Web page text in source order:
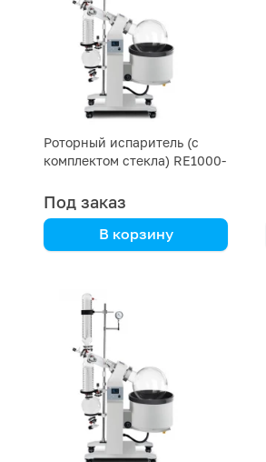
Роторный испаритель (с
комплектом стекла) RE1000-
Под заказ
В корзину